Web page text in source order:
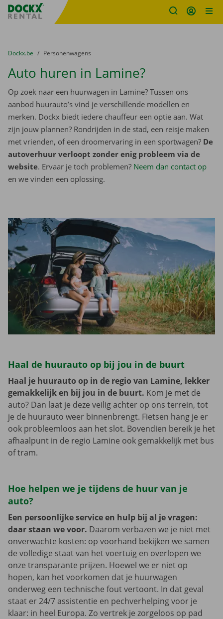
Fratello DEMO
U bevindt zich hier:
van
Dockx.be naar
Personenwagens
Auto huren in Lamine?
Op zoek naar een huurwagen in Lamine? Tussen ons
aanbod huurauto’s vind je verschillende modellen en
merken. Dockx biedt iedere chauffeur een optie aan. Wat
zijn jouw plannen? Rondrijden in de stad, een reisje maken
met vrienden, of een droomervaring in een sportwagen? De
autoverhuur verloopt zonder enig probleem via de
website. Ervaar je toch problemen? Neem dan contact op
en we vinden een oplossing.
Haal de huurauto op bij jou in de buurt
Haal je huurauto op in de regio van Lamine, lekker
gemakkelijk en bij jou in de buurt. Kom je met de
auto? Dan laat je deze veilig achter op ons terrein, tot
je de huurauto weer binnenbrengt. Fietsen hang je er
ook probleemloos aan het slot. Bovendien bereik je het
afhaalpunt in de regio Lamine ook gemakkelijk met bus
of tram.
Hoe helpen we je tijdens de huur van je
auto?
Een persoonlijke service en hulp bij al je vragen:
daar staan we voor. Daarom verbazen we je niet met
onverwachte kosten: op voorhand bekijken we samen
de volledige staat van het voertuig en overlopen we
onze transparante prijzen. Hoewel we er niet op
hopen, kan het voorkomen dat je huurwagen
onderweg een technische fout vertoont. In dat geval
staat er 24/7 assistentie en pechverhelping voor je
klaar: in heel Europa. Zo vertrek je zorgeloos op pad